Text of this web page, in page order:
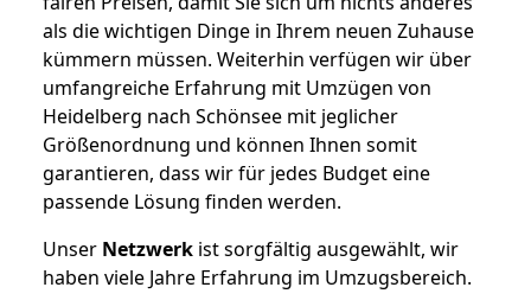
als die wichtigen Dinge in Ihrem neuen Zuhause
kümmern müssen. Weiterhin verfügen wir über
umfangreiche Erfahrung mit Umzügen von
Heidelberg nach Schönsee mit jeglicher
Größenordnung und können Ihnen somit
garantieren, dass wir für jedes Budget eine
passende Lösung finden werden.
Unser Netzwerk ist sorgfältig ausgewählt, wir
haben viele Jahre Erfahrung im Umzugsbereich.